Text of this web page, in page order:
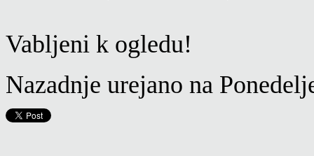
Vabljeni k ogledu!
Nazadnje urejano na